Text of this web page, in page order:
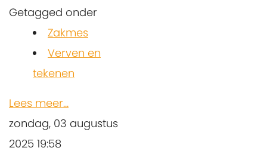
Getagged onder
Zakmes
Verven en
tekenen
Lees meer...
zondag, 03 augustus
2025 19:58